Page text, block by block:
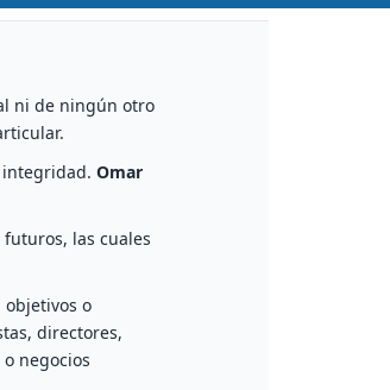
ni de ningún otro
Omar
las cuales
o
directores,
negocios